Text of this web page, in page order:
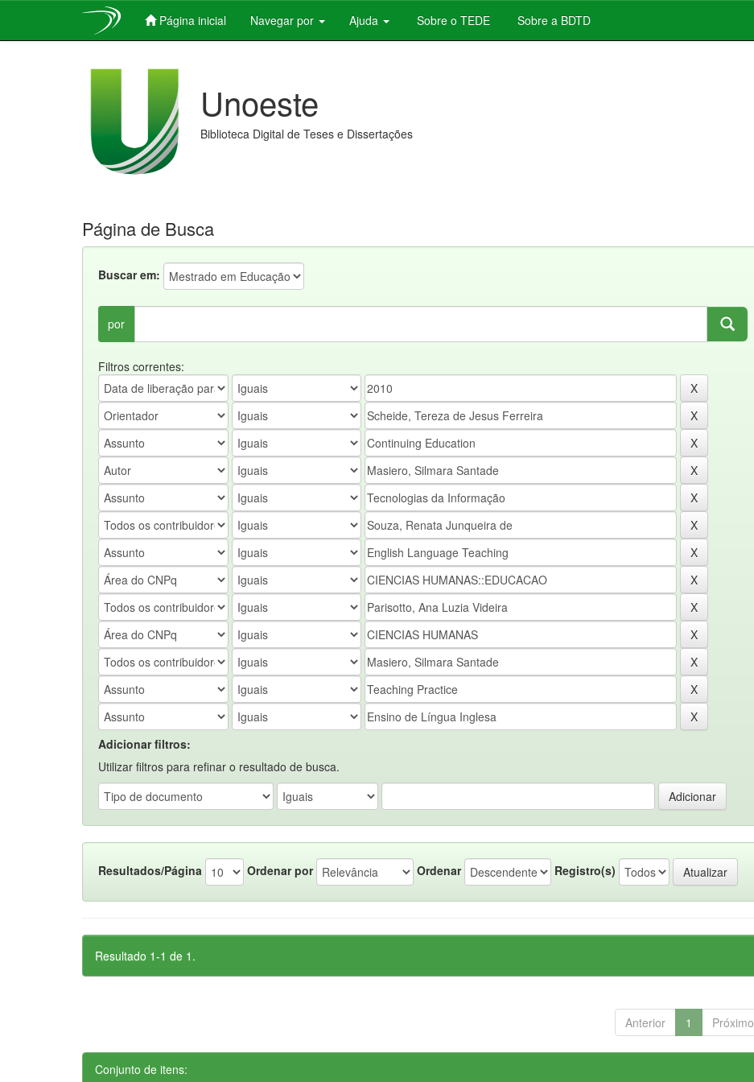
Página inicial Navegar por Ajuda Sobre o TEDE Sobre a BDTD
Unoeste
Biblioteca Digital de Teses e Dissertações
Página de Busca
Buscar em:
por
Filtros correntes:
Adicionar filtros:
Utilizar filtros para refinar o resultado de busca.
Resultados/Página Ordenar por Ordenar Registro(s)
Resultado 1-1 de 1.
Anterior 1 Próximo
Conjunto de itens: